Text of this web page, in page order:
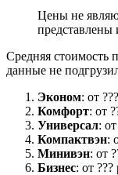
Цены не
представлены
Средняя стоимость
данные не
Эконом: от
Комфорт: от
Универсал:
Компактвэн:
Минивэн: от
Бизнес: от ???